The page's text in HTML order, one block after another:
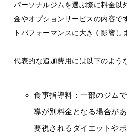
パーソナルジムを選ぶ際に料金以
金やオプションサービスの内容で
トパフォーマンスに大きく影響し
代表的な追加費用には以下のよう
食事指導料：一部のジム
導が別料金となる場合が
要視されるダイエットや